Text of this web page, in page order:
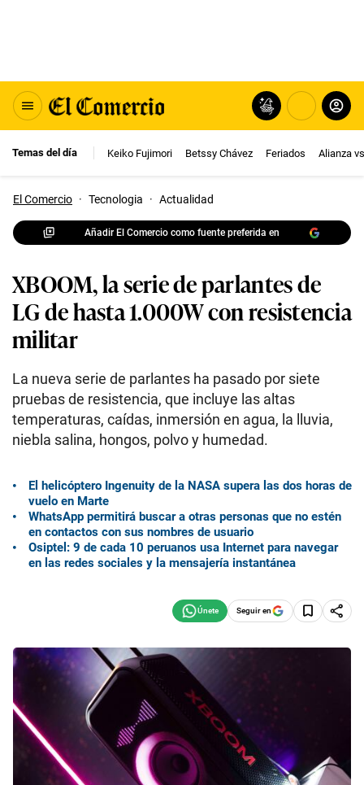
Temas del día Keiko Fujimori Betssy Chávez Feriados Alianza
El Comercio · Tecnologia · Actualidad
Añadir El Comercio como fuente preferida en
XBOOM, la serie de parlantes de
LG de hasta 1.000W con resistencia
militar
La nueva serie de parlantes ha pasado por siete
pruebas de resistencia, que incluye las altas
temperaturas, caídas, inmersión en agua, la lluvia,
niebla salina, hongos, polvo y humedad.
El helicóptero Ingenuity de la NASA supera las dos horas de
vuelo en Marte
WhatsApp permitirá buscar a otras personas que no estén
en contactos con sus nombres de usuario
Osiptel: 9 de cada 10 peruanos usa Internet para navegar
en las redes sociales y la mensajería instantánea
Seguir en